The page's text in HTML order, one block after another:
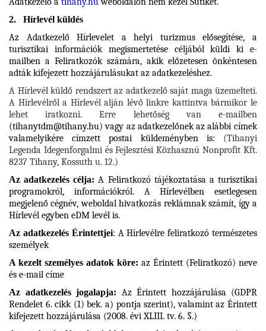
2. Hírlevél küldés
Az Adatkezelő Hírlevelet a helyi turizmus elősegítése, a
turisztikai információk megismertetése céljából küldi ki e-
mailben a Feliratkozók számára, akik előzetesen önkéntesen
adták kifejezett hozzájárulásukat az adatkezeléshez.
A Hírlevél küldő rendszert az adatkezelő saját maga üzemelteti.
A Hírlevélről a Hírlevél alján lévő linkre kattintva bármikor le
lehet iratkozni. Erre lehetőség van e-mailben
(tihanytdm@tihany.hu) vagy az adatkezelőnek az alábbi címek
valamelyikére címzett postai küldeményben is: (Tihanyi
Legenda Idegenforgalmi és Fejlesztési Közhasznú Nonprofit Kft.
8237 Tihany, Kossuth u. 12.)
Az adatkezelés célja: A Feliratkozó tájékoztatása a turisztikai
programokról, információkról. A Hírlevélben esetlegesen
megjelenő cégnév, weboldal hivatkozás reklámnak számít, így a
Hírlevél egyben eDM levél is.
Az adatkezelés Érintettjei: A Hírlevélre feliratkozó természetes
személyek
A kezelt személyes adatok köre: az Érintett (Feliratkozó) neve
és e-mail címe
Az adatkezelés jogalapja: Az Érintett hozzájárulása (GDPR
Rendelet 6. cikk (1) bek. a) pontja szerint), valamint az Érintett
kifejezett hozzájárulása (2008. évi XLIII. tv. 6. §.)